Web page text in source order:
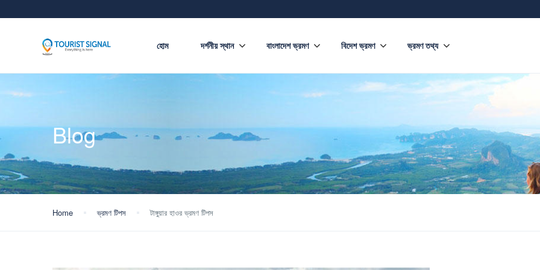
হোম দর্শনীয় স্থান বাংলাদেশ ভ্রমণ বিদেশ ভ্রমণ ভ্রমণ তথ্য
Blog
Home ভ্রমণ টিপস টাঙ্গুয়ার হাওর ভ্রমণ টিপস